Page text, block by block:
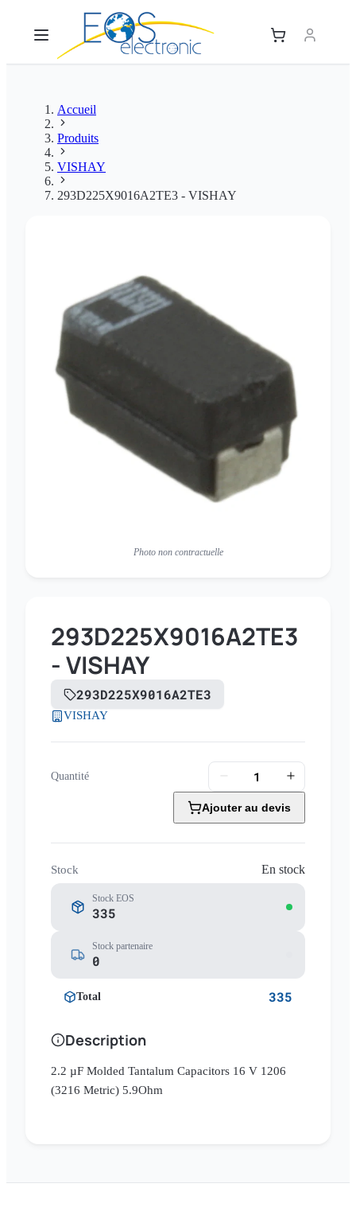
Accueil
Produits
VISHAY
293D225X9016A2TE3 - VISHAY
Photo non contractuelle
293D225X9016A2TE3
- VISHAY
293D225X9016A2TE3
VISHAY
Quantité
Ajouter au devis
Stock En stock
Stock EOS
335
Stock partenaire
0
Total 335
Description
2.2 µF Molded Tantalum Capacitors 16 V 1206
(3216 Metric) 5.9Ohm